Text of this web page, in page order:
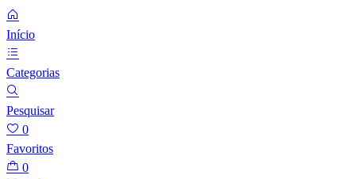
Início
Categorias
Pesquisar
0
Favoritos
0